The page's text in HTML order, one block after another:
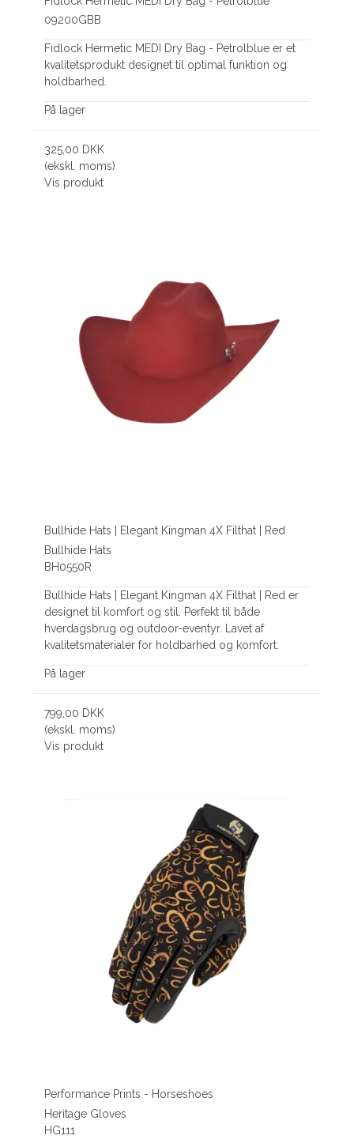
09200GBB
Fidlock Hermetic MEDI Dry Bag - Petrolblue er et
kvalitetsprodukt designet til optimal funktion og
holdbarhed.
På lager
325,00 DKK
(ekskl. moms)
Vis produkt
Bullhide Hats | Elegant Kingman 4X Filthat | Red
Bullhide Hats
BH0550R
Bullhide Hats | Elegant Kingman 4X Filthat | Red er
designet til komfort og stil. Perfekt til både
hverdagsbrug og outdoor-eventyr. Lavet af
kvalitetsmaterialer for holdbarhed og komfort.
På lager
799,00 DKK
(ekskl. moms)
Vis produkt
Performance Prints - Horseshoes
Heritage Gloves
HG111